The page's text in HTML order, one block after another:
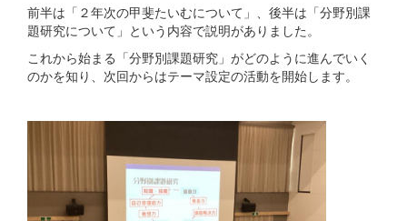
前半は「２年次の甲斐たいむについて」、後半は「分野別課
題研究について」という内容で説明がありました。
これから始まる「分野別課題研究」がどのように進んでいく
のかを知り、次回からはテーマ設定の活動を開始します。